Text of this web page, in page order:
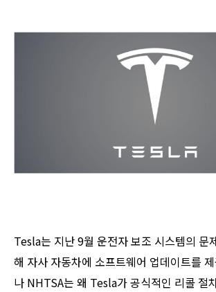
Tesla는 지난 9월 운전자 보조 시스템의 문
해 자사 자동차에 소프트웨어 업데이트를
나 NHTSA는 왜 Tesla가 공식적인 리콜 절